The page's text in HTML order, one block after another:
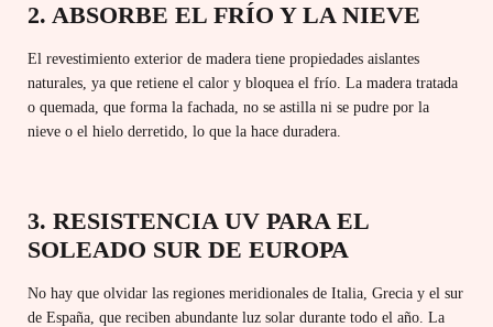
2. ABSORBE EL FRÍO Y LA NIEVE
El revestimiento exterior de madera tiene propiedades aislantes
naturales, ya que retiene el calor y bloquea el frío. La madera tratada
o quemada, que forma la fachada, no se astilla ni se pudre por la
nieve o el hielo derretido, lo que la hace duradera.
3. RESISTENCIA UV PARA EL
SOLEADO SUR DE EUROPA
No hay que olvidar las regiones meridionales de Italia, Grecia y el sur
de España, que reciben abundante luz solar durante todo el año. La